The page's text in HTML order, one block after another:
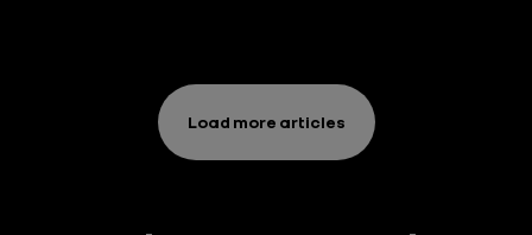
Load more articles